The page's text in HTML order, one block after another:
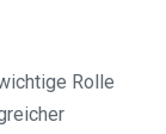
Rolle